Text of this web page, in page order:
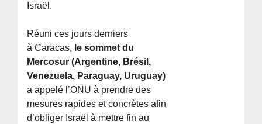
Israël.
Réuni ces jours derniers
à Caracas, le sommet du
Mercosur (Argentine, Brésil,
Venezuela, Paraguay, Uruguay)
a appelé l’ONU à prendre des
mesures rapides et concrètes afin
d’obliger Israël à mettre fin au